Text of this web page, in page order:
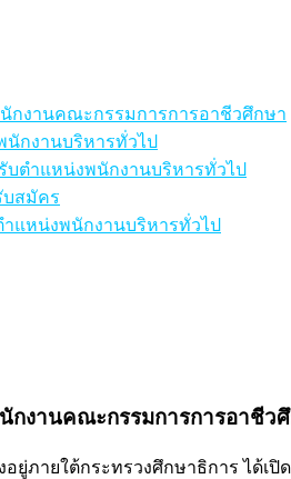
กงานคณะกรรมการการอาชีวศึกษา
กงานบริหารทั่วไป
ตำแหน่งพนักงานบริหารทั่วไป
บสมัคร
แหน่งพนักงานบริหารทั่วไป
กงานคณะกรรมการการอาชีว
ยู่ภายใต้กระทรวงศึกษาธิการ ได้